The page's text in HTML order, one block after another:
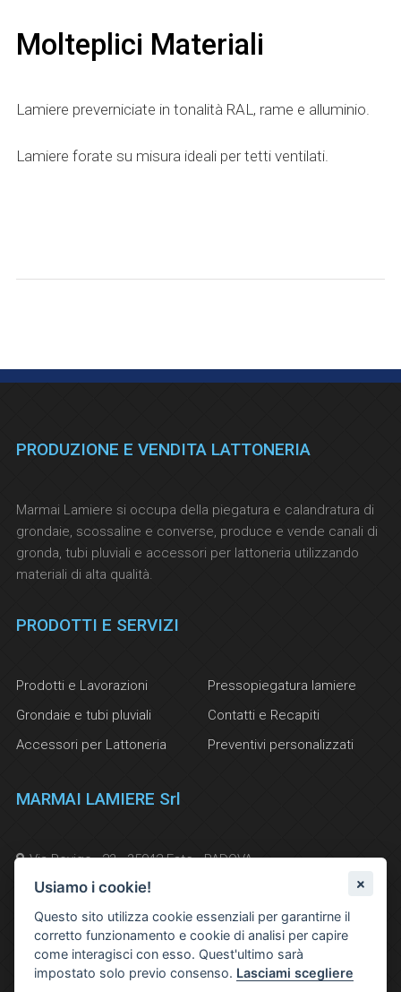
Molteplici Materiali
Lamiere preverniciate in tonalità RAL, rame e alluminio.
Lamiere forate su misura ideali per tetti ventilati.
PRODUZIONE E VENDITA LATTONERIA
Marmai Lamiere si occupa della piegatura e calandratura di
grondaie, scossaline e converse, produce e vende canali di
gronda, tubi pluviali e accessori per lattoneria utilizzando
materiali di alta qualità.
PRODOTTI E SERVIZI
Prodotti e Lavorazioni
Grondaie e tubi pluviali
Accessori per Lattoneria
Pressopiegatura lamiere
Contatti e Recapiti
Preventivi personalizzati
MARMAI LAMIERE Srl
Via Rovigo , 23 - 35042 Este - PADOVA
Telefono e Fax: (+39) 0429 601 242
info@marmailamiere.it
Usiamo i cookie!
Questo sito utilizza cookie essenziali per garantirne il
corretto funzionamento e cookie di analisi per capire
come interagisci con esso. Quest'ultimo sarà
impostato solo previo consenso. Lasciami scegliere